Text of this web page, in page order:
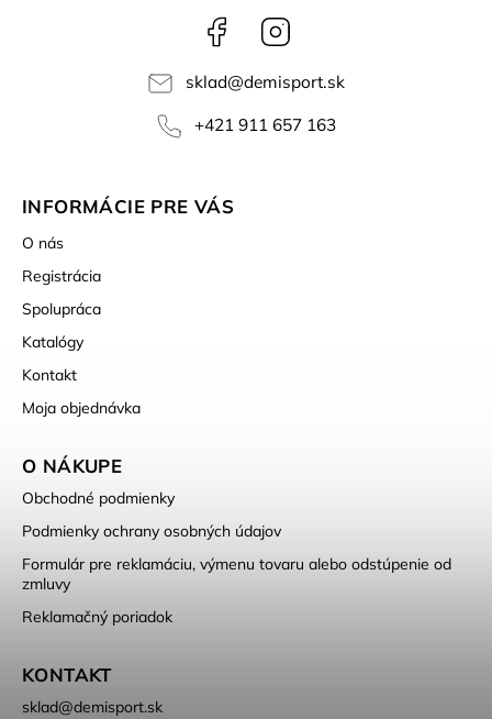
Facebook
sklad@demisport.sk
+421 911 657 163
INFORMÁCIE PRE VÁS
O nás
Registrácia
Spolupráca
Katalógy
Kontakt
Moja objednávka
O NÁKUPE
Obchodné podmienky
Podmienky ochrany osobných údajov
Formulár pre reklamáciu, výmenu tovaru alebo odstúpenie od
zmluvy
Reklamačný poriadok
KONTAKT
sklad@demisport.sk